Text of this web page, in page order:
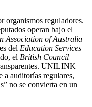
organismos reguladores.
operan bajo el
Association of Australia
del Education Services
el British Council
UNILINK
a auditorías regulares,
no se convierta en un